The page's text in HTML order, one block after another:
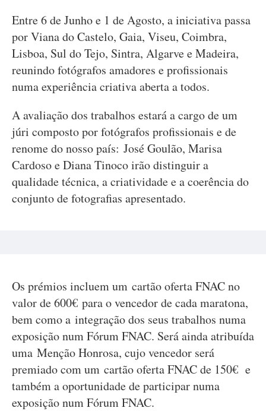
Entre 6 de Junho e 1 de Agosto, a iniciativa passa
por Viana do Castelo, Gaia, Viseu, Coimbra,
Lisboa, Sul do Tejo, Sintra, Algarve e Madeira,
reunindo fotógrafos amadores e profissionais
numa experiência criativa aberta a todos.
A avaliação dos trabalhos estará a cargo de um
júri composto por fotógrafos profissionais e de
renome do nosso país: José Goulão, Marisa
Cardoso e Diana Tinoco irão distinguir a
qualidade técnica, a criatividade e a coerência do
conjunto de fotografias apresentado.
Os prémios incluem um cartão oferta FNAC no
valor de 600€ para o vencedor de cada maratona,
bem como a integração dos seus trabalhos numa
exposição num Fórum FNAC. Será ainda atribuída
uma Menção Honrosa, cujo vencedor será
premiado com um cartão oferta FNAC de 150€ e
também a oportunidade de participar numa
exposição num Fórum FNAC.